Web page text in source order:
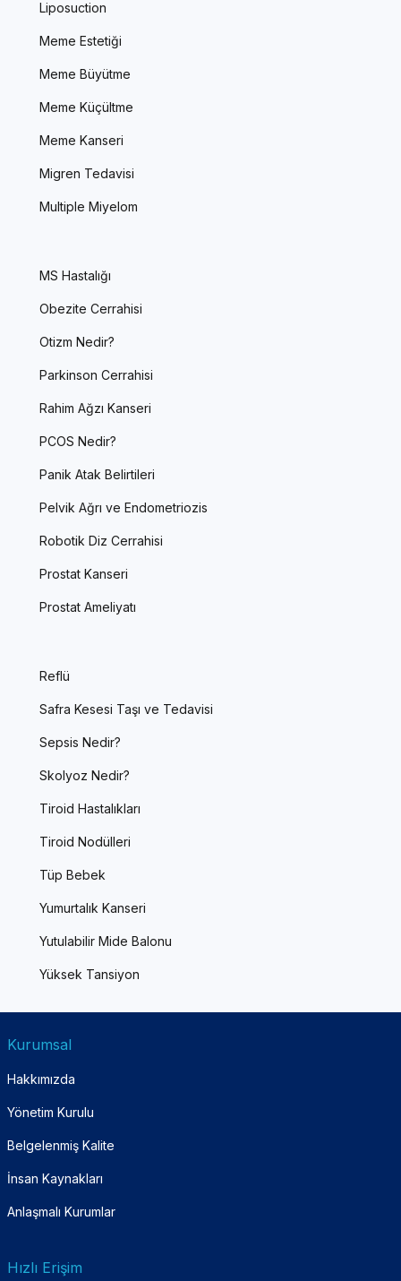
Liposuction
Meme Estetiği
Meme Büyütme
Meme Küçültme
Meme Kanseri
Migren Tedavisi
Multiple Miyelom
MS Hastalığı
Obezite Cerrahisi
Otizm Nedir?
Parkinson Cerrahisi
Rahim Ağzı Kanseri
PCOS Nedir?
Panik Atak Belirtileri
Pelvik Ağrı ve Endometriozis
Robotik Diz Cerrahisi
Prostat Kanseri
Prostat Ameliyatı
Reflü
Safra Kesesi Taşı ve Tedavisi
Sepsis Nedir?
Skolyoz Nedir?
Tiroid Hastalıkları
Tiroid Nodülleri
Tüp Bebek
Yumurtalık Kanseri
Yutulabilir Mide Balonu
Yüksek Tansiyon
Kurumsal
Hakkımızda
Yönetim Kurulu
Belgelenmiş Kalite
İnsan Kaynakları
Anlaşmalı Kurumlar
Hızlı Erişim